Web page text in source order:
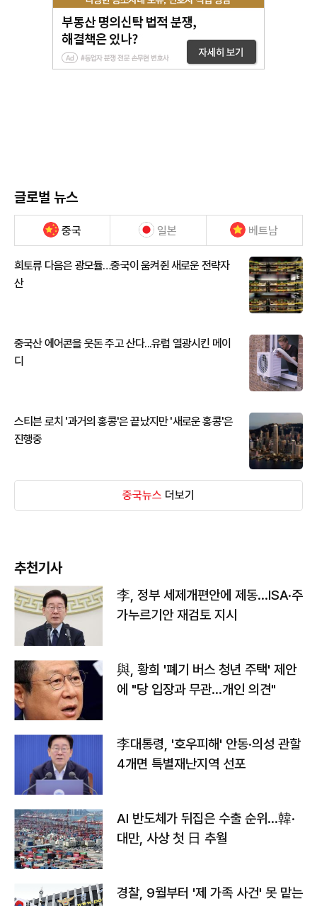
글로벌 뉴스
중국 일본 베트남
희토류 다음은 광모듈…중국이 움켜쥔 새로운 전략자
산
중국산 에어콘을 웃돈 주고 산다...유럽 열광시킨 메이
디
스티븐 로치 '과거의 홍콩'은 끝났지만 '새로운 홍콩'은
진행중
중국뉴스 더보기
추천기사
李, 정부 세제개편안에 제동…ISA·주
가누르기안 재검토 지시
與, 황희 '폐기 버스 청년 주택' 제안
에 "당 입장과 무관…개인 의견"
李대통령, '호우피해' 안동·의성 관할
4개면 특별재난지역 선포
AI 반도체가 뒤집은 수출 순위…韓·
대만, 사상 첫 日 추월
경찰, 9월부터 '제 가족 사건' 못 맡는